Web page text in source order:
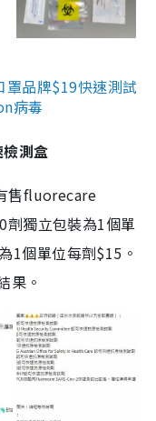
罩品牌$19快速測試
病毒
測盒
售fluorecare
劑獨立包裝為1個單
1個單位每劑$15。
果。